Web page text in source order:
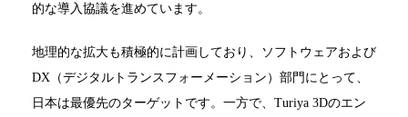
的な導入協議を進めています。
地理的な拡大も積極的に計画しており、ソフトウェアおよび
DX（デジタルトランスフォーメーション）部門にとって、
日本は最優先のターゲットです。一方で、Turiya 3Dのエン